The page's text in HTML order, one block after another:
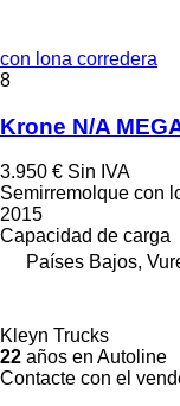
con lona corredera
8
Krone N/A
3.950 € Sin IVA
Semirremolque con
2015
Capacidad de carga
Países Bajos,
Kleyn Trucks
22 años en Autoline
Contacte con el